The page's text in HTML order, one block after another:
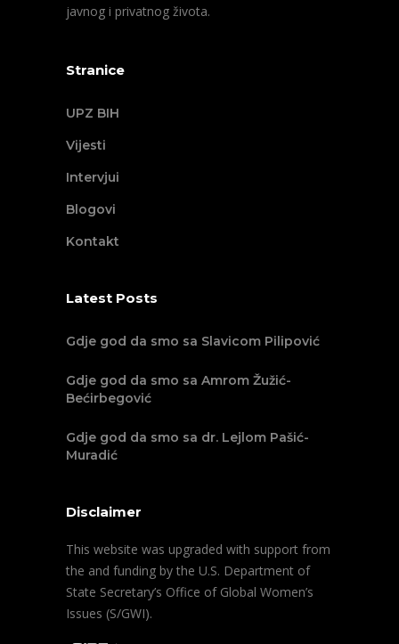
javnog i privatnog života.
Stranice
UPZ BIH
Vijesti
Intervjui
Blogovi
Kontakt
Latest Posts
Gdje god da smo sa Slavicom Pilipović
Gdje god da smo sa Amrom Žužić-
Bećirbegović
Gdje god da smo sa dr. Lejlom Pašić-
Muradić
Disclaimer
This website was upgraded with support from
the and funding by the U.S. Department of
State Secretary’s Office of Global Women’s
Issues (S/GWI).